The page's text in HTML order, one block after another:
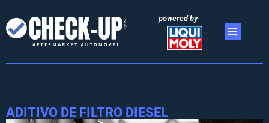
powered by
ADITIVO DE FILTRO DIESEL